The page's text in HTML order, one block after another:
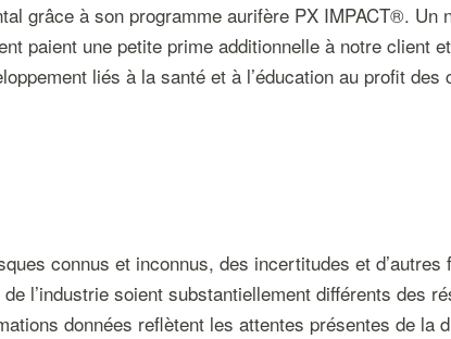
grâce à son programme aurifère PX IMPACT®. Un
paient une petite prime additionnelle à notre client
liés à la santé et à l’éducation au profit des
connus et inconnus, des incertitudes et
l’industrie soient substantiellement différents des
données reflètent les attentes présentes de la